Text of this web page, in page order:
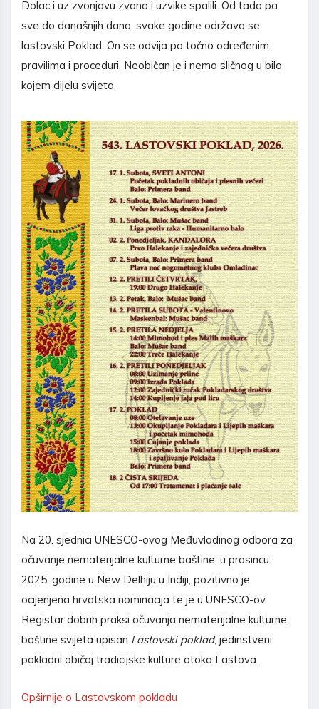
Dolac i uz zvonjavu zvona i uzvike spalili. Od tada pa
sve do današnjih dana, svake godine održava se
lastovski Poklad. On se odvija po točno određenim
pravilima i proceduri. Neobičan je i nema sličnog u bilo
kojem dijelu svijeta.
Na 20. sjednici UNESCO-ovog Međuvladinog odbora za
očuvanje nematerijalne kulturne baštine, u prosincu
2025. godine u New Delhiju u Indiji, pozitivno je
ocijenjena hrvatska nominacija te je u UNESCO-ov
Registar dobrih praksi očuvanja nematerijalne kulturne
baštine svijeta upisan Lastovski poklad, jedinstveni
pokladni običaj tradicijske kulture otoka Lastova.
Opširnije o Lastovskom pokladu